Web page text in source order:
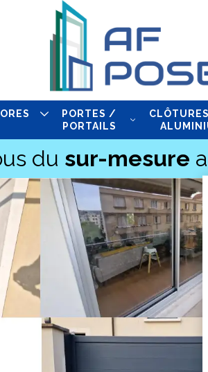
PORTES /
PORTAILS
du sur-mesure